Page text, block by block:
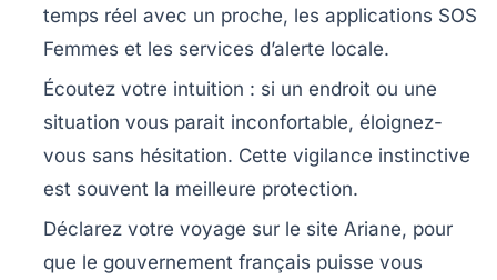
temps réel avec un proche, les applications SOS
Femmes et les services d’alerte locale.
Écoutez votre intuition : si un endroit ou une
situation vous parait inconfortable, éloignez-
vous sans hésitation. Cette vigilance instinctive
est souvent la meilleure protection.
Déclarez votre voyage sur le site Ariane, pour
que le gouvernement français puisse vous